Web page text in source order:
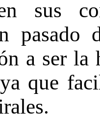
sus
pasado
a ser la
que